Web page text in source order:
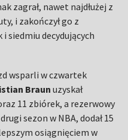
zagrał, nawet najdłużej z
i zakończył go z
siedmiu decydujących
wsparli w czwartek
Braun uzyskał
11 zbiórek, a rezerwowy
sezon w NBA, dodał 15
osiągnięciem w